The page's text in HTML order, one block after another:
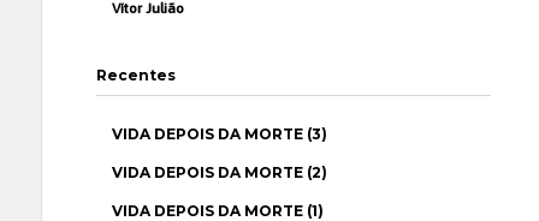
Vítor Julião
Recentes
VIDA DEPOIS DA MORTE (3)
VIDA DEPOIS DA MORTE (2)
VIDA DEPOIS DA MORTE (1)